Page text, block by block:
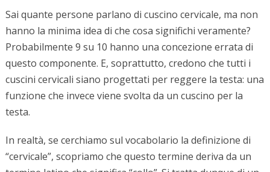
Sai quante persone parlano di cuscino cervicale, ma non
hanno la minima idea di che cosa significhi veramente?
Probabilmente 9 su 10 hanno una concezione errata di
questo componente. E, soprattutto, credono che tutti i
cuscini cervicali siano progettati per reggere la testa: una
funzione che invece viene svolta da un cuscino per la
testa.
In realtà, se cerchiamo sul vocabolario la definizione di
“cervicale”, scopriamo che questo termine deriva da un